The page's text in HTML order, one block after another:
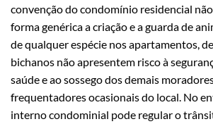
convenção do condomínio residencial
forma genérica a criação e a guarda de
de qualquer espécie nos apartamentos,
bichanos não apresentem risco à
saúde e ao sossego dos demais
frequentadores ocasionais do local. No
interno condominial pode regular o